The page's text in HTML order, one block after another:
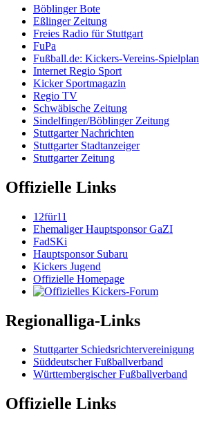
Böblinger Bote
Eßlinger Zeitung
Freies Radio für Stuttgart
FuPa
Fußball.de: Kickers-Vereins-Spielplan
Internet Regio Sport
Kicker Sportmagazin
Regio TV
Schwäbische Zeitung
Sindelfinger/Böblinger Zeitung
Stuttgarter Nachrichten
Stuttgarter Stadtanzeiger
Stuttgarter Zeitung
Offizielle Links
12für11
Ehemaliger Hauptsponsor GaZI
FadSKi
Hauptsponsor Subaru
Kickers Jugend
Offizielle Homepage
Regionalliga-Links
Stuttgarter Schiedsrichtervereinigung
Süddeutscher Fußballverband
Württembergischer Fußballverband
Offizielle Links